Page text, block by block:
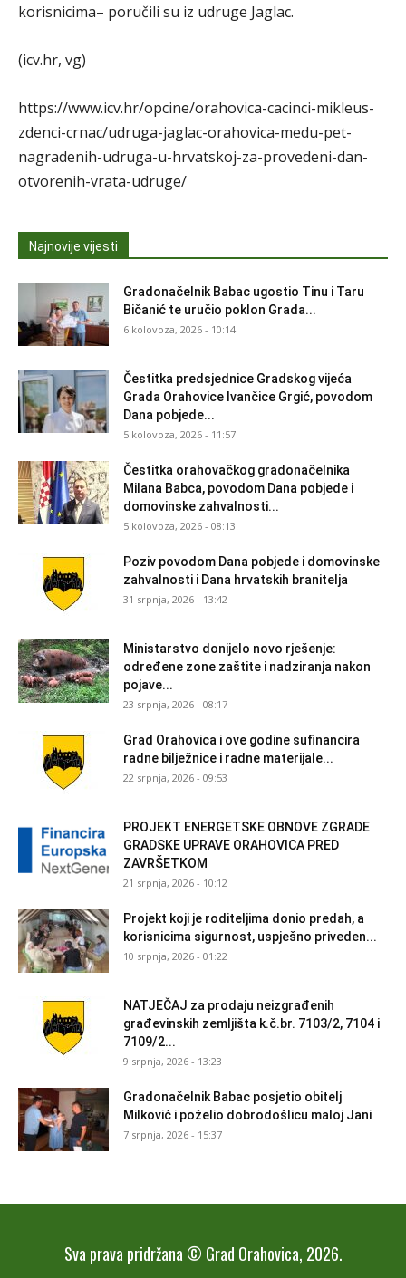
korisnicima– poručili su iz udruge Jaglac.
(icv.hr, vg)
https://www.icv.hr/opcine/orahovica-cacinci-mikleus-
zdenci-crnac/udruga-jaglac-orahovica-medu-pet-
nagradenih-udruga-u-hrvatskoj-za-provedeni-dan-
otvorenih-vrata-udruge/
Najnovije vijesti
Gradonačelnik Babac ugostio Tinu i Taru
Bičanić te uručio poklon Grada...
6 kolovoza, 2026 - 10:14
Čestitka predsjednice Gradskog vijeća
Grada Orahovice Ivančice Grgić, povodom
Dana pobjede...
5 kolovoza, 2026 - 11:57
Čestitka orahovačkog gradonačelnika
Milana Babca, povodom Dana pobjede i
domovinske zahvalnosti...
5 kolovoza, 2026 - 08:13
Poziv povodom Dana pobjede i domovinske
zahvalnosti i Dana hrvatskih branitelja
31 srpnja, 2026 - 13:42
Ministarstvo donijelo novo rješenje:
određene zone zaštite i nadziranja nakon
pojave...
23 srpnja, 2026 - 08:17
Grad Orahovica i ove godine sufinancira
radne bilježnice i radne materijale...
22 srpnja, 2026 - 09:53
PROJEKT ENERGETSKE OBNOVE ZGRADE
GRADSKE UPRAVE ORAHOVICA PRED
ZAVRŠETKOM
21 srpnja, 2026 - 10:12
Projekt koji je roditeljima donio predah, a
korisnicima sigurnost, uspješno priveden...
10 srpnja, 2026 - 01:22
NATJEČAJ za prodaju neizgrađenih
građevinskih zemljišta k.č.br. 7103/2, 7104 i
7109/2...
9 srpnja, 2026 - 13:23
Gradonačelnik Babac posjetio obitelj
Milković i poželio dobrodošlicu maloj Jani
7 srpnja, 2026 - 15:37
Sva prava pridržana © Grad Orahovica, 2026.